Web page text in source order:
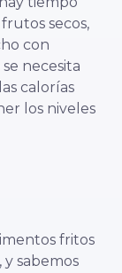
secos,
con
necesita
calorías
los niveles
fritos
sabemos